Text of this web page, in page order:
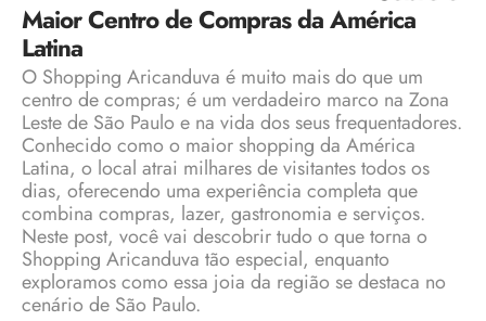
Maior Centro de Compras da América
Latina
O Shopping Aricanduva é muito mais do que um
centro de compras; é um verdadeiro marco na Zona
Leste de São Paulo e na vida dos seus frequentadores.
Conhecido como o maior shopping da América
Latina, o local atrai milhares de visitantes todos os
dias, oferecendo uma experiência completa que
combina compras, lazer, gastronomia e serviços.
Neste post, você vai descobrir tudo o que torna o
Shopping Aricanduva tão especial, enquanto
exploramos como essa joia da região se destaca no
cenário de São Paulo.